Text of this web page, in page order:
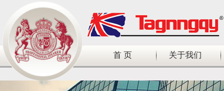
首 页 关于我们